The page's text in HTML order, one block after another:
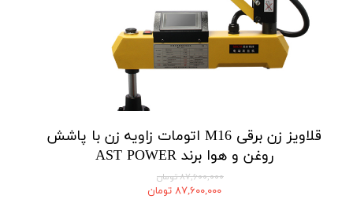
قلاویز زن برقی M16 اتومات زاویه زن با پاشش
روغن و هوا برند AST POWER
۸۷,۶۰۰,۰۰۰ تومان
۸۷,۶۰۰,۰۰۰ تومان